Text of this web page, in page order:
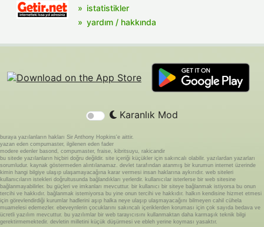
istatistikler
yardım / hakkında
Karanlık Mod
buraya yazılanların hakları Sir Anthony Hopkins'e aittir.
yazan eden compumaster, ilgilenen eden fader
modere edenler basond, compumaster, fraise, kibritsuyu, rakicandir
bu sitede yazılanların hiçbiri doğru değildir. site içeriği küçükler için sakıncalı olabilir. yazılardan yazarları
sorumludur. kaynak göstermeden alıntılanamaz. devlet tarafından atanmış bir kurumun internet üzerinde
kimin hangi bilgiye ulaşıp ulaşamayacağına karar vermesi insan haklarına aykırıdır. web siteleri
kullanıcıların istekleri doğrultusunda bağlandıkları yerlerdir. kullanıcılar isterlerse bir web sitesine
bağlanmayabilirler. bu güçleri ve imkanları mevcuttur. bir kullanıcı bir siteye bağlanmak istiyorsa bu onun
tercihi ve hakkıdır. bağlanmak istemiyorsa bu yine onun tercihi ve hakkıdır. halkın kendisine hizmet etmesi
için görevlendirdiği kurumlar hadlerini aşıp halka neye ulaşıp ulaşmayacağını bilmeyen cahil cühela
muamelesi edemezler. ebeveynlerin çocuklarını sakıncalı içeriklerden koruması için çok sayıda bedava ve
ücretli yazılım mevcuttur. bu yazılımlar bir web tarayıcısını kullanmaktan daha karmaşık teknik bilgi
gerektirmemektedir. devletin milletini küçük düşürmesi ve ebleh yerine koyması yasaktır.